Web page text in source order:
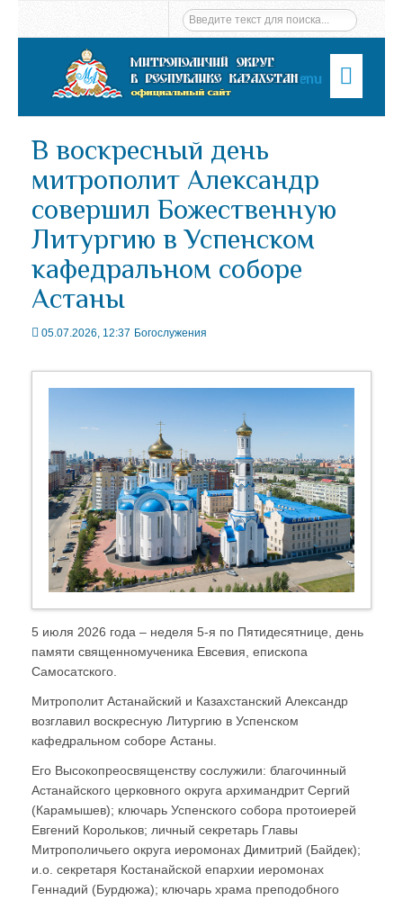
Menu
В воскресный день
митрополит Александр
совершил Божественную
Литургию в Успенском
кафедральном соборе
Астаны
05.07.2026, 12:37 Богослужения
5 июля 2026 года – неделя 5-я по Пятидесятнице, день
памяти священномученика Евсевия, епископа
Самосатского.
Митрополит Астанайский и Казахстанский Александр
возглавил воскресную Литургию в Успенском
кафедральном соборе Астаны.
Его Высокопреосвященству сослужили: благочинный
Астанайского церковного округа архимандрит Сергий
(Карамышев); ключарь Успенского собора протоиерей
Евгений Корольков; личный секретарь Главы
Митрополичьего округа иеромонах Димитрий (Байдек);
и.о. секретаря Костанайской епархии иеромонах
Геннадий (Бурдюжа); ключарь храма преподобного